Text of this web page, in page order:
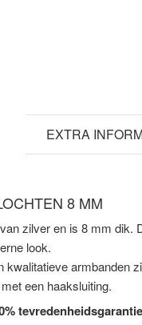
EXTRA
8 MM
zilver en is 8 mm
look.
kwalitatieve armbanden
een haaksluiting.